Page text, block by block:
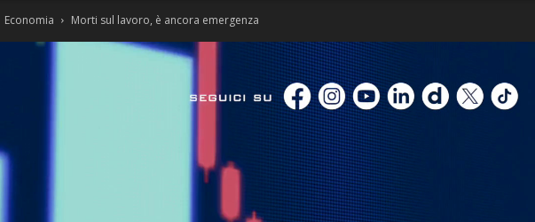
Economia Morti sul lavoro, è ancora emergenza